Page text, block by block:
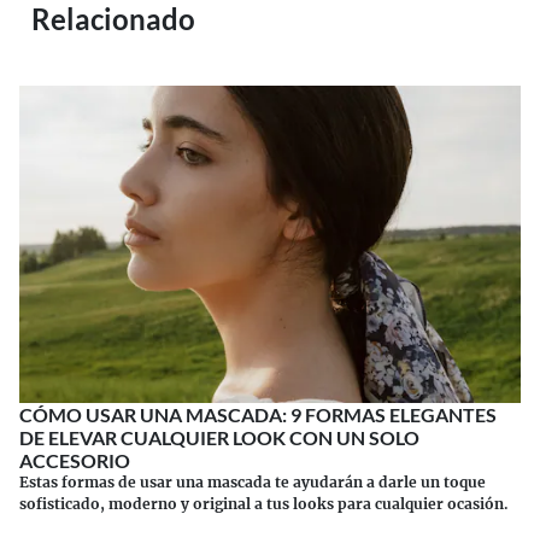
Relacionado
CÓMO USAR UNA MASCADA: 9 FORMAS ELEGANTES
DE ELEVAR CUALQUIER LOOK CON UN SOLO
ACCESORIO
Estas formas de usar una mascada te ayudarán a darle un toque
sofisticado, moderno y original a tus looks para cualquier ocasión.